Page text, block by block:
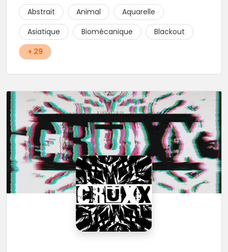
convivialité. Foncez ! plus d'info
https://www.rigalstudio.com
Abstrait Animal
Aquarelle
Asiatique
Biomécanique
Blackout
+ 29